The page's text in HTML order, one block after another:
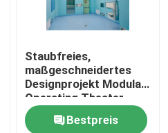
Staubfreies,
maßgeschneidertes
Designprojekt Modular
Operating Theater
Bestpreis